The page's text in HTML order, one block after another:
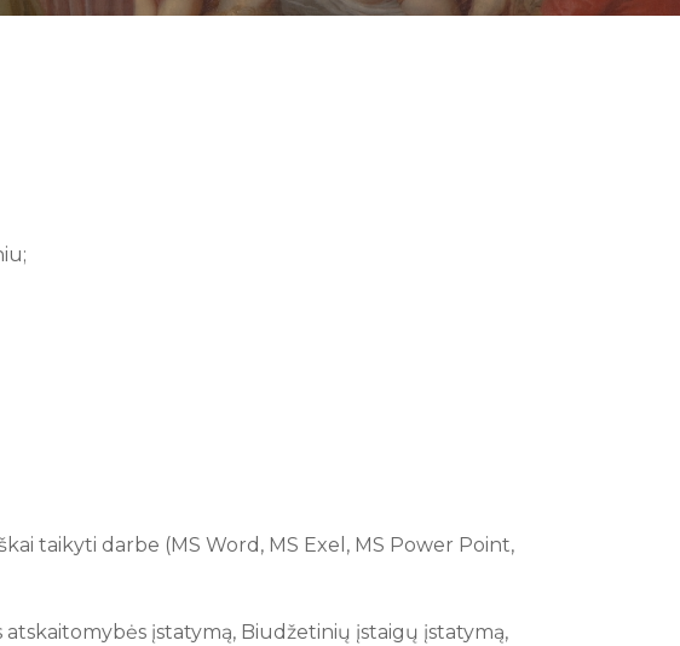
taikyti darbe (MS Word, MS Exel, MS Power Point,
įstatymą, Biudžetinių įstaigų įstatymą,